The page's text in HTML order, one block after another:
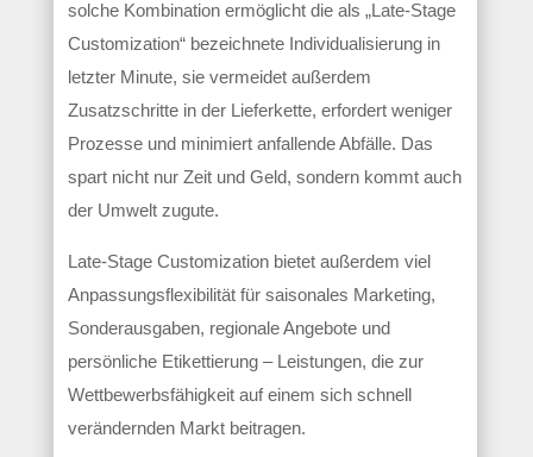
solche Kombination ermöglicht die als „Late-Stage
Customization“ bezeichnete Individualisierung in
letzter Minute, sie vermeidet außerdem
Zusatzschritte in der Lieferkette, erfordert weniger
Prozesse und minimiert anfallende Abfälle. Das
spart nicht nur Zeit und Geld, sondern kommt auch
der Umwelt zugute.
Late-Stage Customization bietet außerdem viel
Anpassungsflexibilität für saisonales Marketing,
Sonderausgaben, regionale Angebote und
persönliche Etikettierung – Leistungen, die zur
Wettbewerbsfähigkeit auf einem sich schnell
verändernden Markt beitragen.